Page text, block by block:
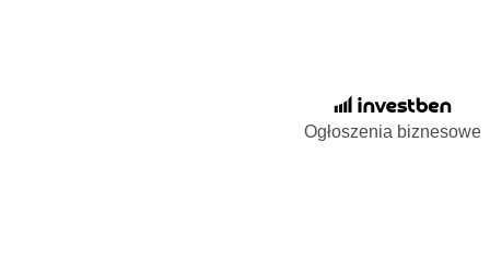
Ogłoszenia biznesowe